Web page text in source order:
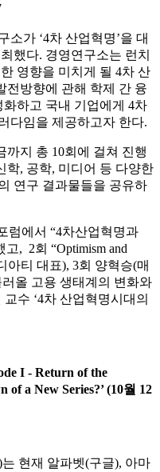
가 ‘4차 산업혁명’을 대
했다. 경영연구소는 런치
영향을 미치게 될 4차 산
전방향에 관해 학제 간 융
하고 국내 기업에게 4차
다임을 제공하고자 한다.
까지 총 10회에 걸쳐 진행
학, 공학, 미디어 등 다양한
연구 결과물들을 공유하
럼에서 “4차산업혁명과
, 2회 “Optimism and
아티 대표), 3회 양혁승(매
올 고용 생태계의 변화와
수 ‘4차 산업혁명시대의
I - Return of the
a New Series?’ (10월 12
현재 알파벳(구글), 아마